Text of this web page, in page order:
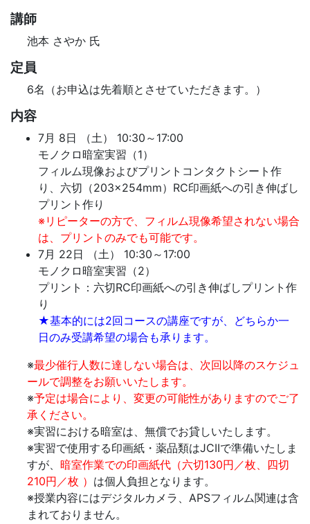
講師
池本 さやか 氏
定員
6名（お申込は先着順とさせていただきます。）
内容
7月 8日 （土） 10:30～17:00
モノクロ暗室実習（1）
フィルム現像およびプリントコンタクトシート作
り、六切（203×254mm）RC印画紙への引き伸ばし
プリント作り
※リピーターの方で、フィルム現像希望されない場合
は、プリントのみでも可能です。
7月 22日 （土） 10:30～17:00
モノクロ暗室実習（2）
プリント：六切RC印画紙への引き伸ばしプリント作
り
★基本的には2回コースの講座ですが、どちらか一
日のみ受講希望の場合も承ります。
※最少催行人数に達しない場合は、次回以降のスケジュ
ールで調整をお願いいたします。
※予定は場合により、変更の可能性がありますのでご了
承ください。
※実習における暗室は、無償でお貸しいたします。
※実習で使用する印画紙・薬品類はJCIIで準備いたしま
すが、 暗室作業での印画紙代（六切130円／枚、四切
210円／枚 ） は個人負担となります。
※授業内容にはデジタルカメラ、APSフィルム関連は含
まれておりません。